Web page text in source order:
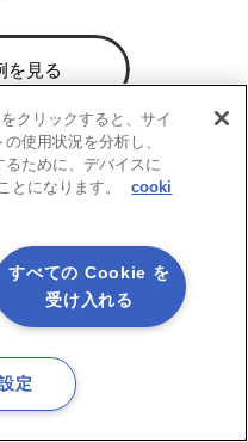
を見る
紹介
Network
術情報やTips、また情報交換の場として
クリックすると、サイ
使用状況を分析し、
ために、デバイスに
とになります。
cooki
すべての Cookie を
受け入れる
定